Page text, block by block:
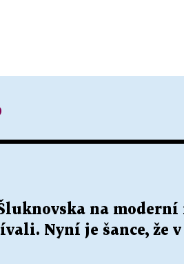
na moderní
Nyní je šance, že v